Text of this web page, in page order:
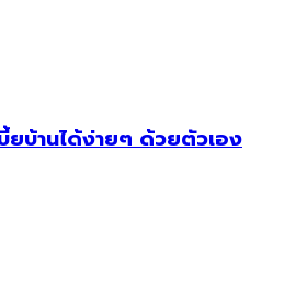
บ้านได้ง่ายๆ ด้วยตัวเอง